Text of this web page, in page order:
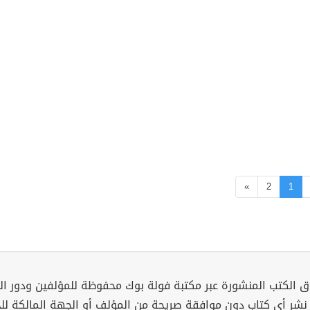
1
2
»
الكتب المنشورة عبر مكتبة فولة بوك محفوظة للمؤلفين ودور
نشر أي كتاب دون موافقة صريحة من المؤلف أو الجهة المالكة